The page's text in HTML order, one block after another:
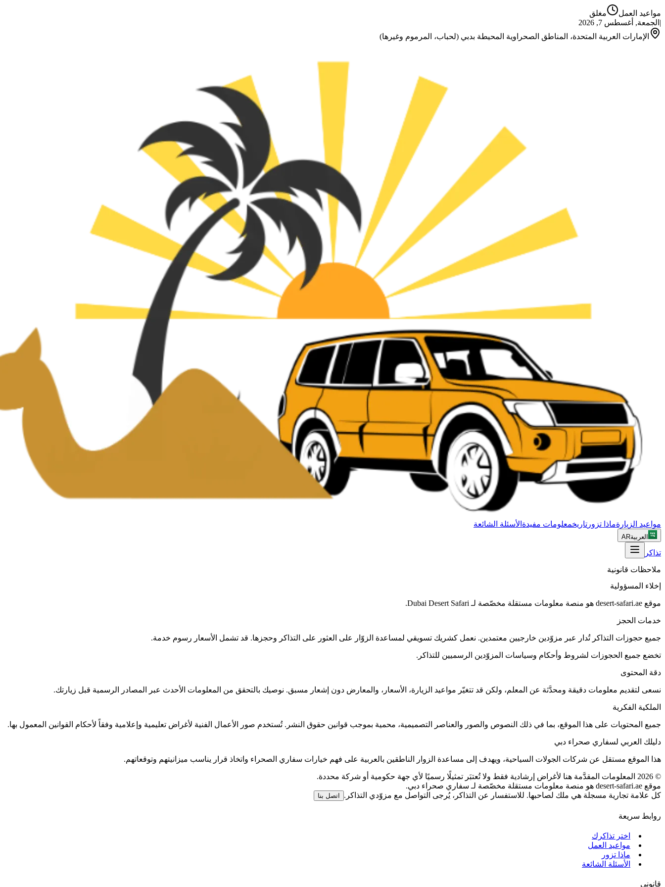
مواعيد العمل
مغلق
| الجمعة, أغسطس 7, 2026
الإمارات العربية المتحدة، المناطق الصحراوية المحيطة بدبي (لحباب، المرموم وغيرها)
مواعيد الزيارةماذا تزور تاريخمعلومات مفيدة الأسئلة الشائعة
العربيةAR
تذاكر
ملاحظات قانونية
إخلاء المسؤولية
موقع desert-safari.ae هو منصة معلومات مستقلة مخصّصة لـ Dubai Desert Safari.
خدمات الحجز
جميع حجوزات التذاكر تُدار عبر مزوّدين خارجيين معتمدين. نعمل كشريك تسويقي لمساعدة الزوّار على العثور على التذاكر وحجزها. قد تشمل الأسعار رسوم خدمة.
تخضع جميع الحجوزات لشروط وأحكام وسياسات المزوّدين الرسميين للتذاكر.
دقة المحتوى
نسعى لتقديم معلومات دقيقة ومحدَّثة عن المعلم، ولكن قد تتغيّر مواعيد الزيارة، الأسعار، والمعارض دون إشعار مسبق. نوصيك بالتحقق من المعلومات الأحدث عبر المصادر الرسمية قبل زيارتك.
الملكية الفكرية
جميع المحتويات على هذا الموقع، بما في ذلك النصوص والصور والعناصر التصميمية، محمية بموجب قوانين حقوق النشر. تُستخدم صور الأعمال الفنية لأغراض تعليمية وإعلامية وفقاً لأحكام القوانين المعمول بها.
دليلك العربي لسفاري صحراء دبي
هذا الموقع مستقل عن شركات الجولات السياحية، ويهدف إلى مساعدة الزوار الناطقين بالعربية على فهم خيارات سفاري الصحراء واتخاذ قرار يناسب ميزانيتهم وتوقعاتهم.
©
2026 المعلومات المقدَّمة هنا لأغراض إرشادية فقط ولا تُعتبَر تمثيلًا رسميًا لأي جهة حكومية أو شركة محددة.
موقع desert-safari.ae هو منصة معلومات مستقلة مخصّصة لـ سفاري صحراء دبي.
كل علامة تجارية مسجلة هي ملك لصاحبها. للاستفسار عن التذاكر، يُرجى التواصل مع مزوّدي التذاكر.
اتصل بنا
روابط سريعة
اختر تذاكرك
مواعيد العمل
ماذا تزور
الأسئلة الشائعة
قانوني